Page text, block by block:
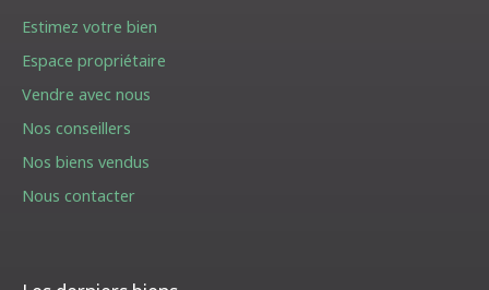
Estimez votre bien
Espace propriétaire
Vendre avec nous
Nos conseillers
Nos biens vendus
Nous contacter